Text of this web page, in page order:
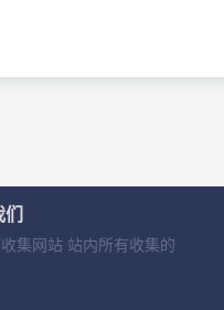
们
集网站 站内所有收集的